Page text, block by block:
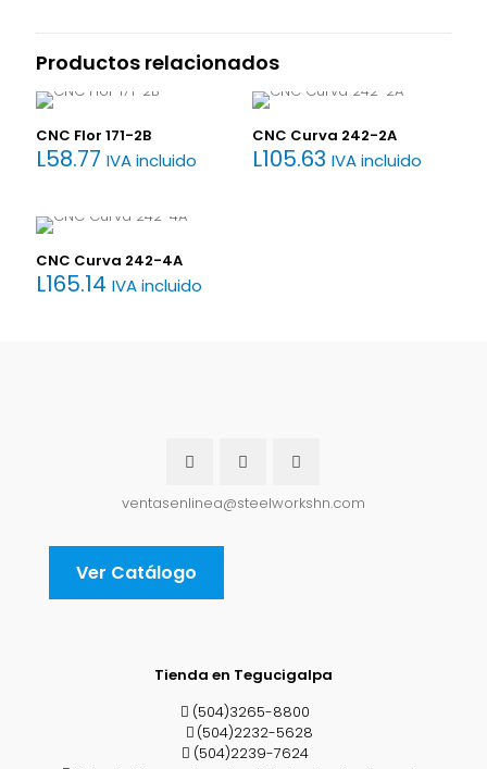
Productos relacionados
CNC Flor 171-2B
L58.77 IVA incluido
CNC Curva 242-2A
L105.63 IVA incluido
CNC Curva 242-4A
L165.14 IVA incluido
ventasenlinea@steelworkshn.com
Ver Catálogo
Tienda en Tegucigalpa
(504)3265-8800
(504)2232-5628
(504)2239-7624